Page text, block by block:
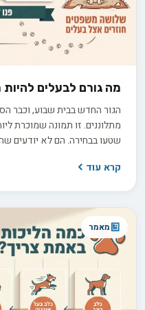
מה גורם לבעלים
הגור החדש בבית שבוע, וכבר
מתלוננים. זו תמונה שמוכרת
שטעו בבחירה. הם לא יודעים
הן ששביעות רצון ארוכת טווח
קרא עוד
מאמר